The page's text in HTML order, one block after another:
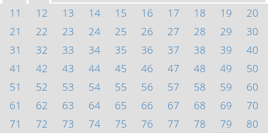
11
12 13 14 15 16 17 18 19
20
21
22 23 24 25 26 27 28 29
30
31
32 33 34 35 36 37 38 39
40
41
42 43 44 45 46 47 48 49
50
51
52 53 54 55 56 57 58 59
60
61
62 63 64 65 66 67 68 69
70
71
72 73 74 75 76 77 78 79
80